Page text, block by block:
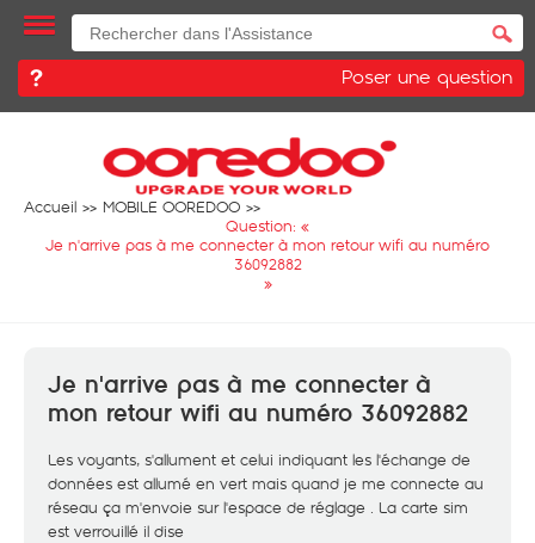
Poser une question
Accueil
MOBILE OOREDOO
Question: «
Je n'arrive pas à me connecter à mon retour wifi au numéro
36092882
»
Je n'arrive pas à me connecter à
mon retour wifi au numéro 36092882
Les voyants, s'allument et celui indiquant les l'échange de
données est allumé en vert mais quand je me connecte au
réseau ça m'envoie sur l'espace de réglage . La carte sim
est verrouillé il dise